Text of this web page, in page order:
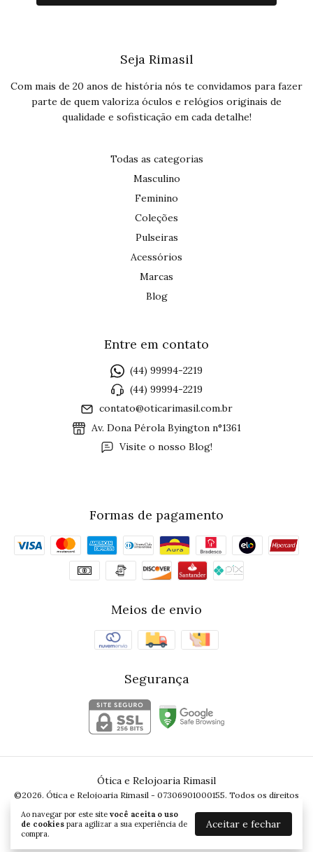
Ao navegar por este site você aceita o uso
de cookies para agilizar a sua experiência de
compra.
Aceitar e fechar
Seja Rimasil
Com mais de 20 anos de história nós te convidamos para fazer
parte de quem valoriza óculos e relógios originais de
qualidade e sofisticação em cada detalhe!
Todas as categorias
Masculino
Feminino
Coleções
Pulseiras
Acessórios
Marcas
Blog
Entre em contato
(44) 99994-2219
(44) 99994-2219
contato@oticarimasil.com.br
Av. Dona Pérola Byington n°1361
Visite o nosso Blog!
Formas de pagamento
Meios de envio
Segurança
Ótica e Relojoaria Rimasil
©2026. Ótica e Relojoaria Rimasil - 07306901000155. Todos os direitos